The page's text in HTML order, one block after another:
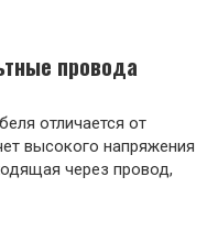
провода
отличается от
высокого напряжения
через провод,